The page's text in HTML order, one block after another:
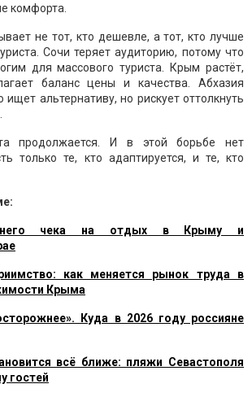
комфорта.
не тот, кто дешевле, а тот, кто лучше
Сочи теряет аудиторию, потому что
для массового туриста. Крым растёт,
баланс цены и качества. Абхазия
ищет альтернативу, но рискует оттолкнуть
продолжается. И в этой борьбе нет
только те, кто адаптируется, и те, кто
чека на отдых в Крыму и
как меняется рынок труда в
Крыма
Куда в 2026 году россияне
всё ближе: пляжи Севастополя
гостей